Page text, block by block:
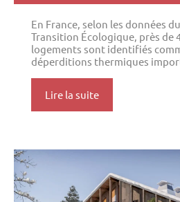
En France, selon les données
Transition Écologique, près de
logements sont identifiés
déperditions thermiques
Lire la suite